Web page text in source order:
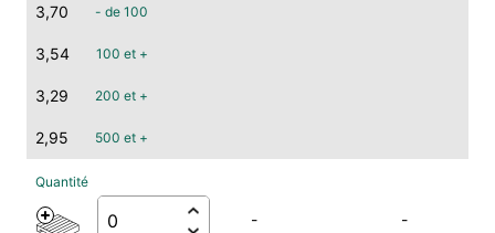
3,70 - de 100
3,54 100 et +
3,29 200 et +
2,95 500 et +
- -